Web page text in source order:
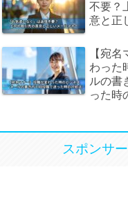
不要？
意と正
【宛
わった
ルの書
った時
スポンサ